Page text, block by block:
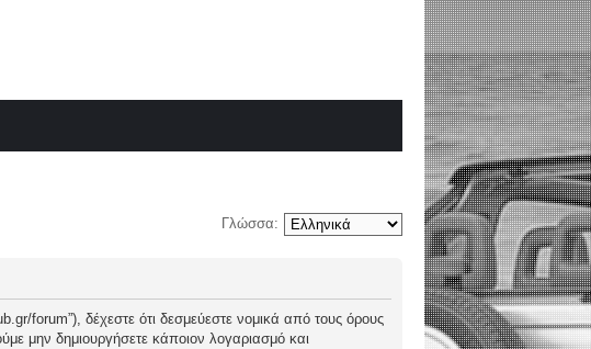
Γλώσσα:
forum”), δέχεστε ότι δεσμεύεστε νομικά από τους όρους
μην δημιουργήσετε κάποιον λογαριασμό και